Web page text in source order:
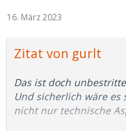
16. März 2023
Zitat von gurlt
Das ist doch
Und sicherlich wäre
nicht nur technische